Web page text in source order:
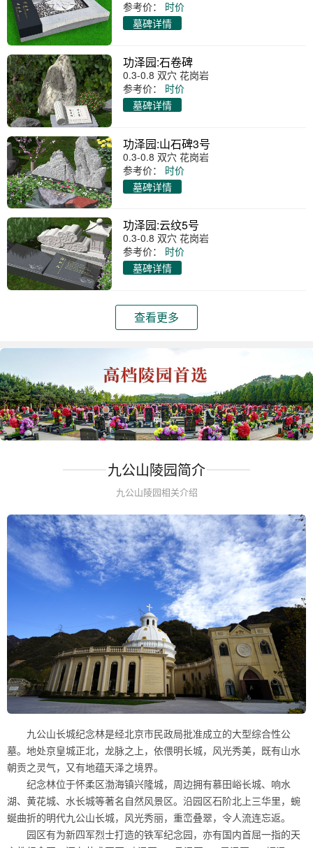
参考价：
时价
墓碑详情
功泽园:石卷碑
0.3-0.8 双穴 花岗岩
参考价：
时价
墓碑详情
功泽园:山石碑3号
0.3-0.8 双穴 花岗岩
参考价：
时价
墓碑详情
功泽园:云纹5号
0.3-0.8 双穴 花岗岩
参考价：
时价
墓碑详情
查看更多
九公山陵园简介
九公山陵园相关介绍
九公山长城纪念林是经北京市民政局批准成立的大型综合性公
墓。地处京皇城正北，龙脉之上，依偎明长城，风光秀美，既有山水
朝贡之灵气，又有地蕴天泽之境界。
纪念林位于怀柔区渤海镇兴隆城，周边拥有慕田峪长城、响水
湖、黄花城、水长城等著名自然风景区。沿园区石阶北上三华里，蜿
蜒曲折的明代九公山长城，风光秀丽，重峦叠翠，令人流连忘返。
园区有为新四军烈士打造的铁军纪念园，亦有国内首屈一指的天